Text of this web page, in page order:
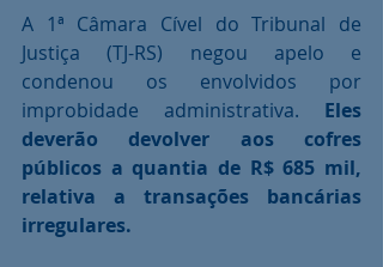
A 1ª Câmara Cível do Tribunal de
Justiça (TJ-RS) negou apelo e
condenou os envolvidos por
improbidade administrativa. Eles
deverão devolver aos cofres
públicos a quantia de R$ 685 mil,
relativa a transações bancárias
irregulares.